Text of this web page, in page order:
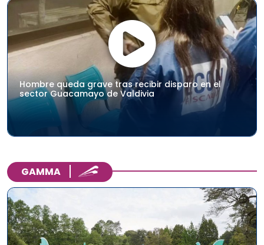
Hombre queda grave tras recibir disparo en el
sector Guacamayo de Valdivia
GAMMA